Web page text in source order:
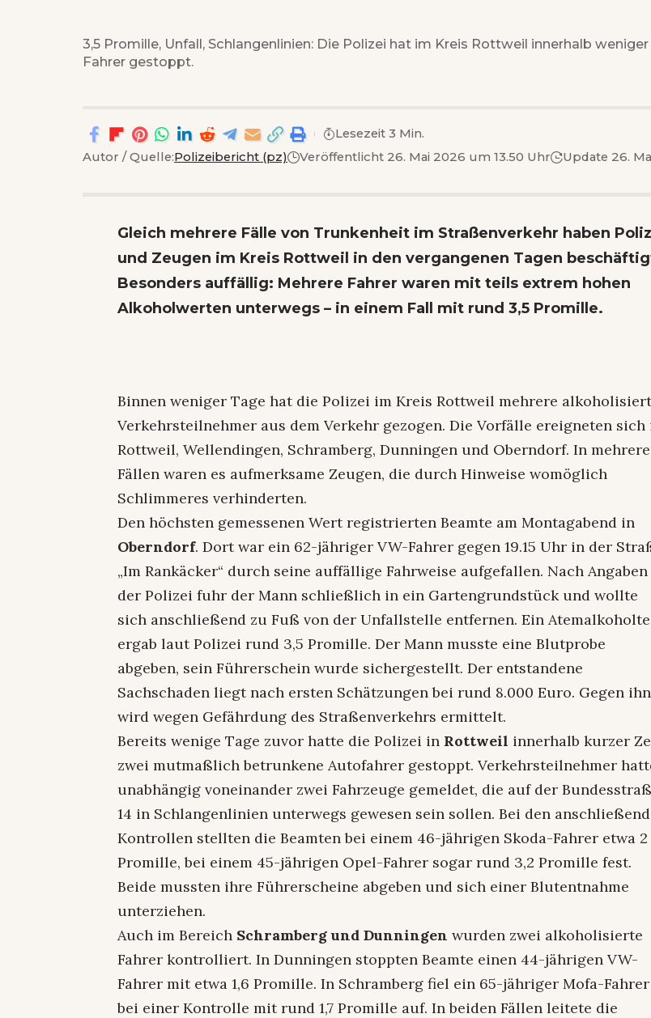
3,5 Promille, Unfall, Schlangenlinien: Die Polizei hat im Kreis Rottweil innerhalb
Fahrer gestoppt.
Autor / Quelle:Polizeibericht (pz) Veröffentlicht 26. Mai 2026 um 13.50 Uhr Update 26.
Lesezeit 3 Min.
Gleich mehrere Fälle von Trunkenheit im Straßenverkehr haben
und Zeugen im Kreis Rottweil in den vergangenen Tagen
Besonders auffällig: Mehrere Fahrer waren mit teils extrem hohen
Alkoholwerten unterwegs – in einem Fall mit rund 3,5 Promille.
Binnen weniger Tage hat die Polizei im Kreis Rottweil mehrere
Verkehrsteilnehmer aus dem Verkehr gezogen. Die Vorfälle ereigneten sich
Rottweil, Wellendingen, Schramberg, Dunningen und Oberndorf. In
Fällen waren es aufmerksame Zeugen, die durch Hinweise womöglich
Schlimmeres verhinderten.
Den höchsten gemessenen Wert registrierten Beamte am Montagabend in
Oberndorf. Dort war ein 62-jähriger VW-Fahrer gegen 19.15 Uhr in der
„Im Rankäcker“ durch seine auffällige Fahrweise aufgefallen. Nach Angaben
der Polizei fuhr der Mann schließlich in ein Gartengrundstück und wollte
sich anschließend zu Fuß von der Unfallstelle entfernen. Ein
ergab laut Polizei rund 3,5 Promille. Der Mann musste eine Blutprobe
abgeben, sein Führerschein wurde sichergestellt. Der entstandene
Sachschaden liegt nach ersten Schätzungen bei rund 8.000 Euro. Gegen ihn
wird wegen Gefährdung des Straßenverkehrs ermittelt.
Bereits wenige Tage zuvor hatte die Polizei in Rottweil innerhalb kurzer
zwei mutmaßlich betrunkene Autofahrer gestoppt. Verkehrsteilnehmer
unabhängig voneinander zwei Fahrzeuge gemeldet, die auf der
14 in Schlangenlinien unterwegs gewesen sein sollen. Bei den
Kontrollen stellten die Beamten bei einem 46-jährigen Skoda-Fahrer etwa 2
Promille, bei einem 45-jährigen Opel-Fahrer sogar rund 3,2 Promille fest.
Beide mussten ihre Führerscheine abgeben und sich einer Blutentnahme
unterziehen.
Auch im Bereich Schramberg und Dunningenwurden zwei alkoholisierte
Fahrer kontrolliert. In Dunningen stoppten Beamte einen 44-jährigen VW-
Fahrer mit etwa 1,6 Promille. In Schramberg fiel ein 65-jähriger Mofa-Fahrer
bei einer Kontrolle mit rund 1,7 Promille auf. In beiden Fällen leitete die